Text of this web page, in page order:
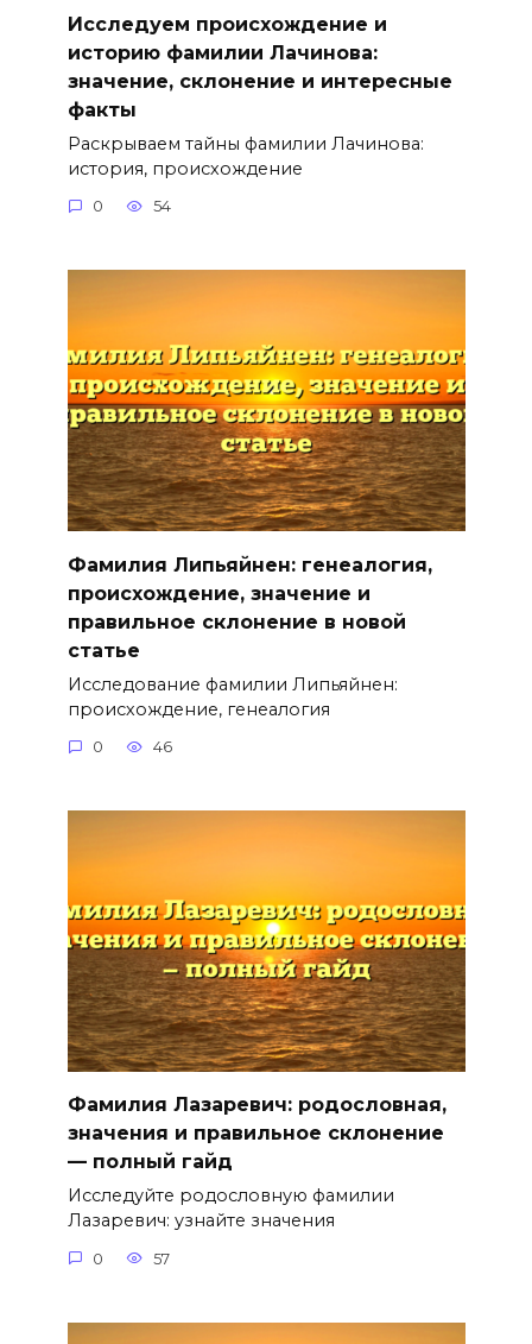
Исследуем происхождение и
историю фамилии Лачинова:
значение, склонение и интересные
факты
Раскрываем тайны фамилии Лачинова:
история, происхождение
0 54
Фамилия Липьяйнен: генеалогия,
происхождение, значение и
правильное склонение в новой
статье
Исследование фамилии Липьяйнен:
происхождение, генеалогия
0 46
Фамилия Лазаревич: родословная,
значения и правильное склонение
— полный гайд
Исследуйте родословную фамилии
Лазаревич: узнайте значения
0 57